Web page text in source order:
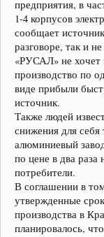
предприятия, в
1-4 корпусов
сообщает
разговоре, так и
«РУСАЛ» не хочет
производство по
виде прибыли
источник.
Также людей
снижения для себя
алюминиевый
по цене в два
потребители.
В соглашении в
утвержденные
производства в
планировалось,